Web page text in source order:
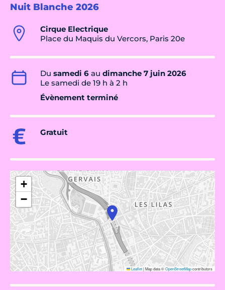
Nuit Blanche 2026
Cirque Electrique
Place du Maquis du Vercors, Paris 20e
Du samedi 6 au dimanche 7 juin 2026
Le samedi de 19 h à 2 h
Évènement terminé
Gratuit
+
−
Leaflet|Map data ©OpenStreetMapcontributors